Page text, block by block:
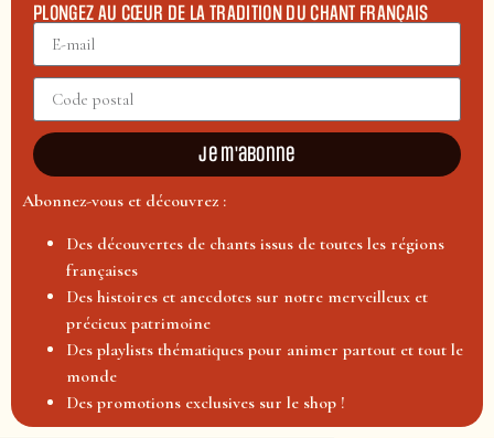
PLONGEZ AU CŒUR DE LA TRADITION DU CHANT FRANÇAIS
Je m'abonne
Abonnez-vous et découvrez :
Des découvertes de chants issus de toutes les régions
françaises
Des histoires et anecdotes sur notre merveilleux et
précieux patrimoine
Des playlists thématiques pour animer partout et tout le
monde
Des promotions exclusives sur le shop !